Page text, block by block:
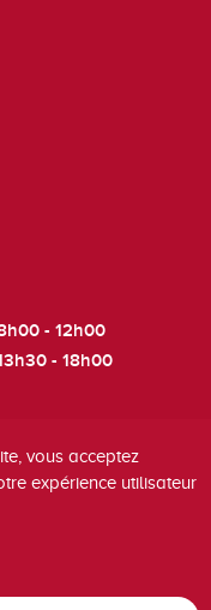
- 12h00
- 18h00
vous acceptez
expérience utilisateur